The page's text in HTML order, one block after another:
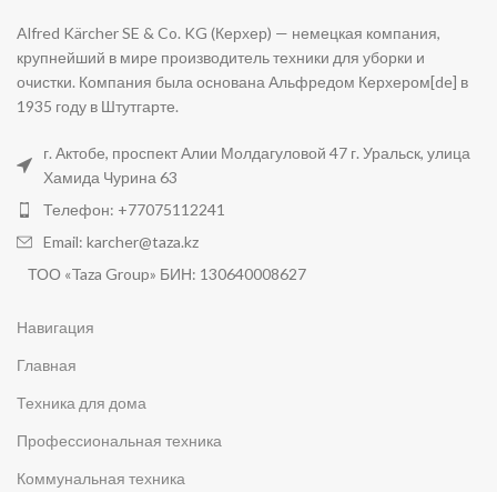
Alfred Kärcher SE & Co. KG (Керхер) — немецкая компания,
крупнейший в мире производитель техники для уборки и
очистки. Компания была основана Альфредом Керхером[de] в
1935 году в Штутгарте.
г. Актобе, проспект Алии Молдагуловой 47 г. Уральск, улица
Хамида Чурина 63
Телефон: +77075112241
Email: karcher@taza.kz
ТОО «Taza Group» БИН: 130640008627
Навигация
Главная
Техника для дома
Профессиональная техника
Коммунальная техника